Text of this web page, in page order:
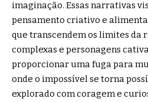
imaginação. Essas narrativas
pensamento criativo e
que transcendem os limites da
complexas e personagens
proporcionar uma fuga para
onde o impossível se torna
explorado com coragem e